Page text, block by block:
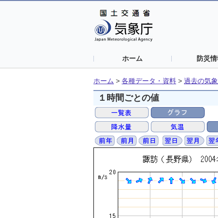
ホーム 防災
ホーム > 各種データ・資料 > 過去の気
１時間ごとの値